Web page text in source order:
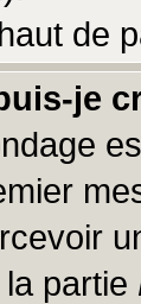
de
je
partie